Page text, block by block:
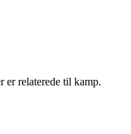
er relaterede til kamp.